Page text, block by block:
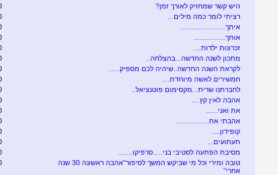
היש קשר שמחזיק לאורך זמן?
רציתי לומר כמה מילים...
איתך.......................
אותך................
זכרונות ילדות....
מתכון לשנה החדשה...בהצלחה..
לקראת השנה החדשה..שיהיה לכם מספיק......
חמשירים לאשה מיוחדת....
לחברתנו שרית...מקסימום פוטנציאל..
אהבה לאין קץ....
את ואני......
אהבתי את.................
קופידון....
תעתועים...
מסיבת הפתעה לסטיבי בני.....סרפיקו.......
טובה ומירי וכל מי שביקש המשך לסיפור"אהבה ראשונה 30 שנה
אחרי"